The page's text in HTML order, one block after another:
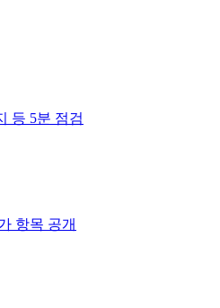
등 5분 점검
항목 공개